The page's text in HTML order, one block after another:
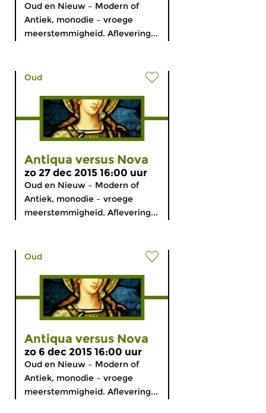
Oud en Nieuw – Modern of
Antiek, monodie – vroege
meerstemmigheid. Aflevering...
Oud
Antiqua versus Nova
zo 27 dec 2015 16:00 uur
Oud en Nieuw – Modern of
Antiek, monodie – vroege
meerstemmigheid. Aflevering...
Oud
Antiqua versus Nova
zo 6 dec 2015 16:00 uur
Oud en Nieuw – Modern of
Antiek, monodie – vroege
meerstemmigheid. Aflevering...